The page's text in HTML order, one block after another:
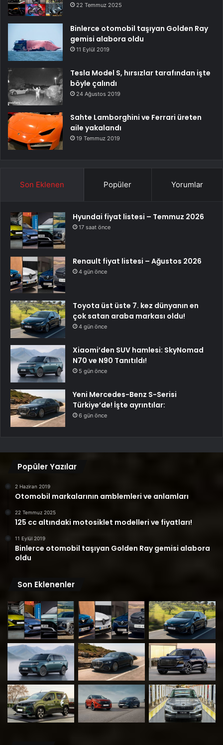
22 Temmuz 2025
Binlerce otomobil taşıyan Golden Ray
gemisi alabora oldu
11 Eylül 2019
Tesla Model S, hırsızlar tarafından işte
böyle çalındı
24 Ağustos 2019
Sahte Lamborghini ve Ferrari üreten
aile yakalandı
19 Temmuz 2019
Son Eklenen Popüler Yorumlar
Hyundai fiyat listesi – Temmuz 2026
17 saat önce
Renault fiyat listesi – Ağustos 2026
4 gün önce
Toyota üst üste 7. kez dünyanın en
çok satan araba markası oldu!
4 gün önce
Xiaomi’den SUV hamlesi: SkyNomad
N70 ve N90 Tanıtıldı!
5 gün önce
Yeni Mercedes-Benz S-Serisi
Türkiye’de! İşte ayrıntılar:
6 gün önce
Popüler Yazılar
2 Haziran 2019
Otomobil markalarının amblemleri ve anlamları
22 Temmuz 2025
125 cc altındaki motosiklet modelleri ve fiyatları!
11 Eylül 2019
Binlerce otomobil taşıyan Golden Ray gemisi alabora
oldu
Son Eklenenler